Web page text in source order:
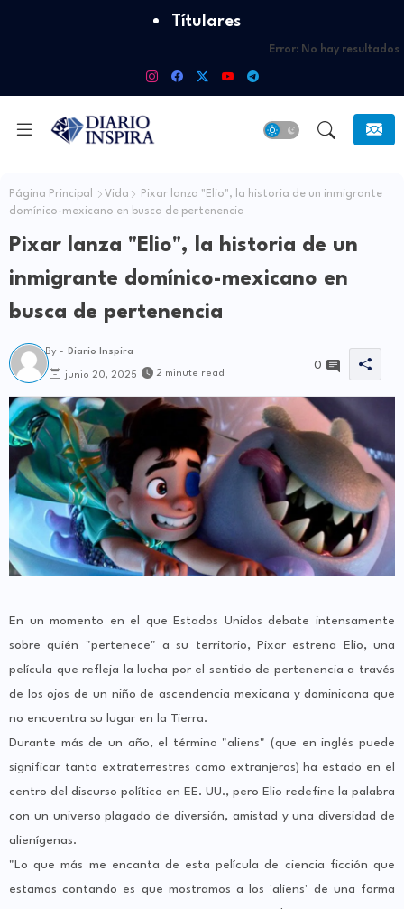
Títulares
Error: No hay resultados
Página Principal Vida
Pixar lanza "Elio", la historia de un inmigrante
domínico-mexicano en busca de pertenencia
Pixar lanza "Elio", la historia de un
inmigrante domínico-mexicano en
busca de pertenencia
By - Diario Inspira
junio 20, 2025 2 minute read
0
En un momento en el que Estados Unidos debate intensamente
sobre quién "pertenece" a su territorio, Pixar estrena Elio, una
película que refleja la lucha por el sentido de pertenencia a través
de los ojos de un niño de ascendencia mexicana y dominicana que
no encuentra su lugar en la Tierra.
Durante más de un año, el término "aliens" (que en inglés puede
significar tanto extraterrestres como extranjeros) ha estado en el
centro del discurso político en EE. UU., pero Elio redefine la palabra
con un universo plagado de diversión, amistad y una diversidad de
alienígenas.
"Lo que más me encanta de esta película de ciencia ficción que
estamos contando es que mostramos a los 'aliens' de una forma